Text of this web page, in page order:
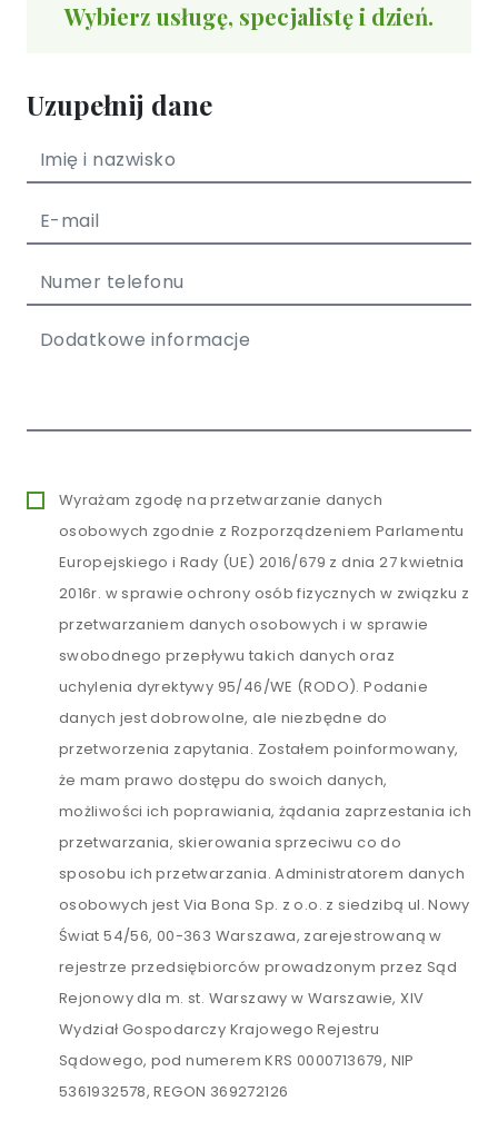
Wybierz usługę, specjalistę i dzień.
Uzupełnij dane
Wyrażam zgodę na przetwarzanie danych
osobowych zgodnie z Rozporządzeniem Parlamentu
Europejskiego i Rady (UE) 2016/679 z dnia 27 kwietnia
2016r. w sprawie ochrony osób fizycznych w związku z
przetwarzaniem danych osobowych i w sprawie
swobodnego przepływu takich danych oraz
uchylenia dyrektywy 95/46/WE (RODO). Podanie
danych jest dobrowolne, ale niezbędne do
przetworzenia zapytania. Zostałem poinformowany,
że mam prawo dostępu do swoich danych,
możliwości ich poprawiania, żądania zaprzestania ich
przetwarzania, skierowania sprzeciwu co do
sposobu ich przetwarzania. Administratorem danych
osobowych jest Via Bona Sp. z o.o. z siedzibą ul. Nowy
Świat 54/56, 00-363 Warszawa, zarejestrowaną w
rejestrze przedsiębiorców prowadzonym przez Sąd
Rejonowy dla m. st. Warszawy w Warszawie, XIV
Wydział Gospodarczy Krajowego Rejestru
Sądowego, pod numerem KRS 0000713679, NIP
5361932578, REGON 369272126